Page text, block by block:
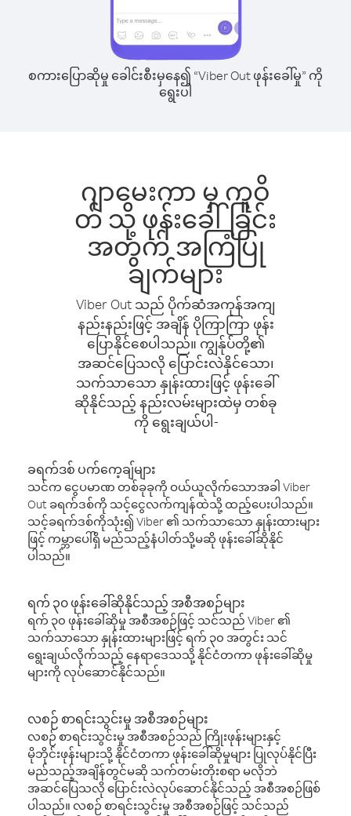
စကားပြောဆိုမှု ခေါင်းစီးမှနေ၍ “Viber Out ဖုန်းခေါ်မှု” ကို
ရွေးပါ
ဂျာမေးကာ မှ ကူဝိ
တ် သို့ ဖုန်းခေါ်ခြင်း
အတွက် အကြံပြု
ချက်များ
Viber Out သည် ပိုက်ဆံအကုန်အကျ
နည်းနည်းဖြင့် အချိန် ပိုကြာကြာ ဖုန်း
ပြောနိုင်စေပါသည်။ ကျွန်ုပ်တို့၏
အဆင်ပြေသလို ပြောင်းလဲနိုင်သော၊
သက်သာသော နှုန်းထားဖြင့် ဖုန်းခေါ်
ဆိုနိုင်သည့် နည်းလမ်းများထဲမှ တစ်ခု
ကို ရွေးချယ်ပါ-
ခရက်ဒစ် ပက်ကေ့ချ်များ
သင်က ငွေပမာဏ တစ်ခုခုကို ဝယ်ယူလိုက်သောအခါ Viber
Out ခရက်ဒစ်ကို သင့်ငွေလက်ကျန်ထဲသို့ ထည့်ပေးပါသည်။
သင့်ခရက်ဒစ်ကိုသုံး၍ Viber ၏ သက်သာသော နှုန်းထားများ
ဖြင့် ကမ္ဘာပေါ်ရှိ မည်သည့်နံပါတ်သို့မဆို ဖုန်းခေါ်ဆိုနိုင်
ပါသည်။
ရက် ၃၀ ဖုန်းခေါ်ဆိုနိုင်သည့် အစီအစဉ်များ
ရက် ၃၀ ဖုန်းခေါ်ဆိုမှု အစီအစဉ်ဖြင့် သင်သည် Viber ၏
သက်သာသော နှုန်းထားများဖြင့် ရက် ၃၀ အတွင်း သင်
ရွေးချယ်လိုက်သည့် နေရာဒေသသို့ နိုင်ငံတကာ ဖုန်းခေါ်ဆိုမှု
များကို လုပ်ဆောင်နိုင်သည်။
လစဉ် စာရင်းသွင်းမှု အစီအစဉ်များ
လစဉ် စာရင်းသွင်းမှု အစီအစဉ်သည် ကြိုးဖုန်းများနှင့်
မိုဘိုင်းဖုန်းများသို့ နိုင်ငံတကာ ဖုန်းခေါ်ဆိုမှုများ ပြုလုပ်နိုင်ပြီး
မည်သည့်အချိန်တွင်မဆို သက်တမ်းတိုးစရာ မလိုဘဲ
အဆင်ပြေသလို ပြောင်းလဲလုပ်ဆောင်နိုင်သည့် အစီအစဉ်ဖြစ်
ပါသည်။ လစဉ် စာရင်းသွင်းမှု အစီအစဉ်ဖြင့် သင်သည်